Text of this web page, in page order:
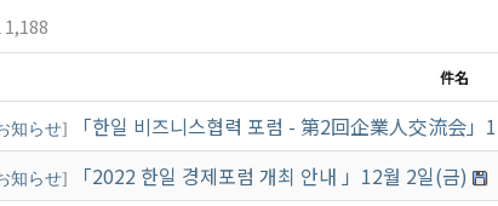
権利·義務·特典
社総覧
相談
会員社からのお知
会員社インタビュ
件名
知らせ] 「한일 비즈니스협력 포럼 - 第2回企業人交流会」
知らせ] 「2022 한일 경제포럼 개최 안내 」12월 2일(금)